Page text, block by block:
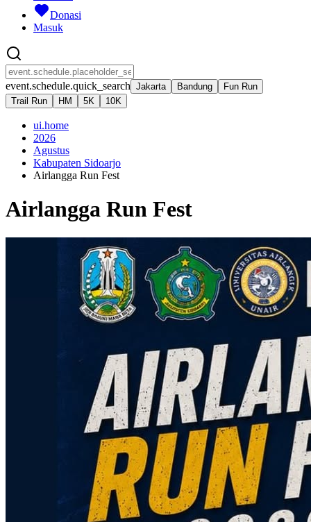
Donasi
Masuk
event.schedule.quick_search Jakarta Bandung
Fun Run
Trail Run
HM 5K 10K
ui.home
2026
Agustus
Kabupaten Sidoarjo
Airlangga Run Fest
Airlangga Run Fest